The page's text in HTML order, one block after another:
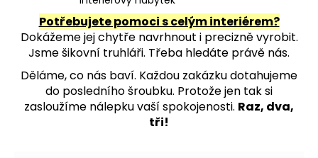
Potřebujete pomoci s celým interiérem?
Dokážeme jej chytře navrhnout i precizně vyrobit.
Jsme šikovní truhláři. Třeba hledáte právě nás.
Děláme, co nás baví. Každou zakázku dotahujeme
do posledního šroubku. Protože jen tak si
zasloužíme nálepku vaší spokojenosti. Raz, dva,
tři!